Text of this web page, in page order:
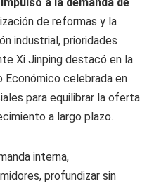
de reformas y la
industrial, prioridades
Xi Jinping destacó en la
Económico celebrada en
para equilibrar la oferta
a largo plazo.
interna,
profundizar sin